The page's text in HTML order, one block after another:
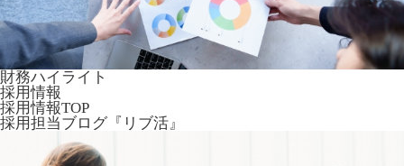
財務ハイライト
採用情報
採用情報TOP
採用担当ブログ『リブ活』